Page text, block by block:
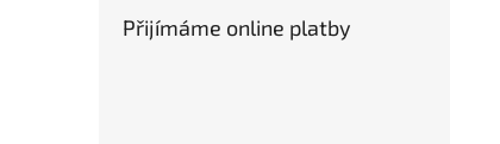
Přijímáme online platby